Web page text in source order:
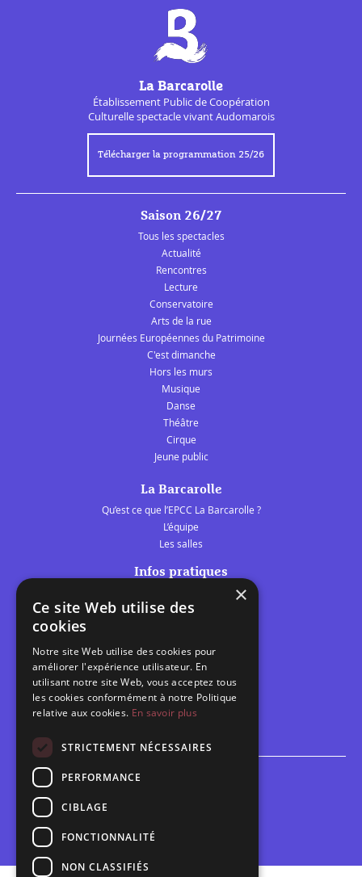
La Barcarolle
Établissement Public deCoopération
Culturellespectacle vivant Audomarois
Télécharger la programmation 25/26
Saison 26/27
Tous les spectacles
Actualité
Rencontres
Lecture
Conservatoire
Arts de la rue
Journées Européennes du Patrimoine
C'est dimanche
Hors les murs
Musique
Danse
Théâtre
Cirque
Jeune public
La Barcarolle
Qu’est ce que l’EPCC La Barcarolle ?
L’équipe
Les salles
Infos pratiques
Les belles scènes audomaroises
Calendrier
Programme des spectacles
Brèves
Espace scolaire
×
Ce site Web utilise des
cookies
Notre site Web utilise des cookies pour
améliorer l'expérience utilisateur. En
utilisant notre site Web, vous acceptez tous
les cookies conformément à notre Politique
relative aux cookies. En savoir plus
STRICTEMENT NÉCESSAIRES
PERFORMANCE
CIBLAGE
FONCTIONNALITÉ
NON CLASSIFIÉS